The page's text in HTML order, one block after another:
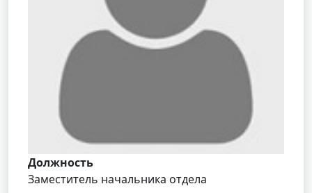
Должность
Заместитель начальника отдела